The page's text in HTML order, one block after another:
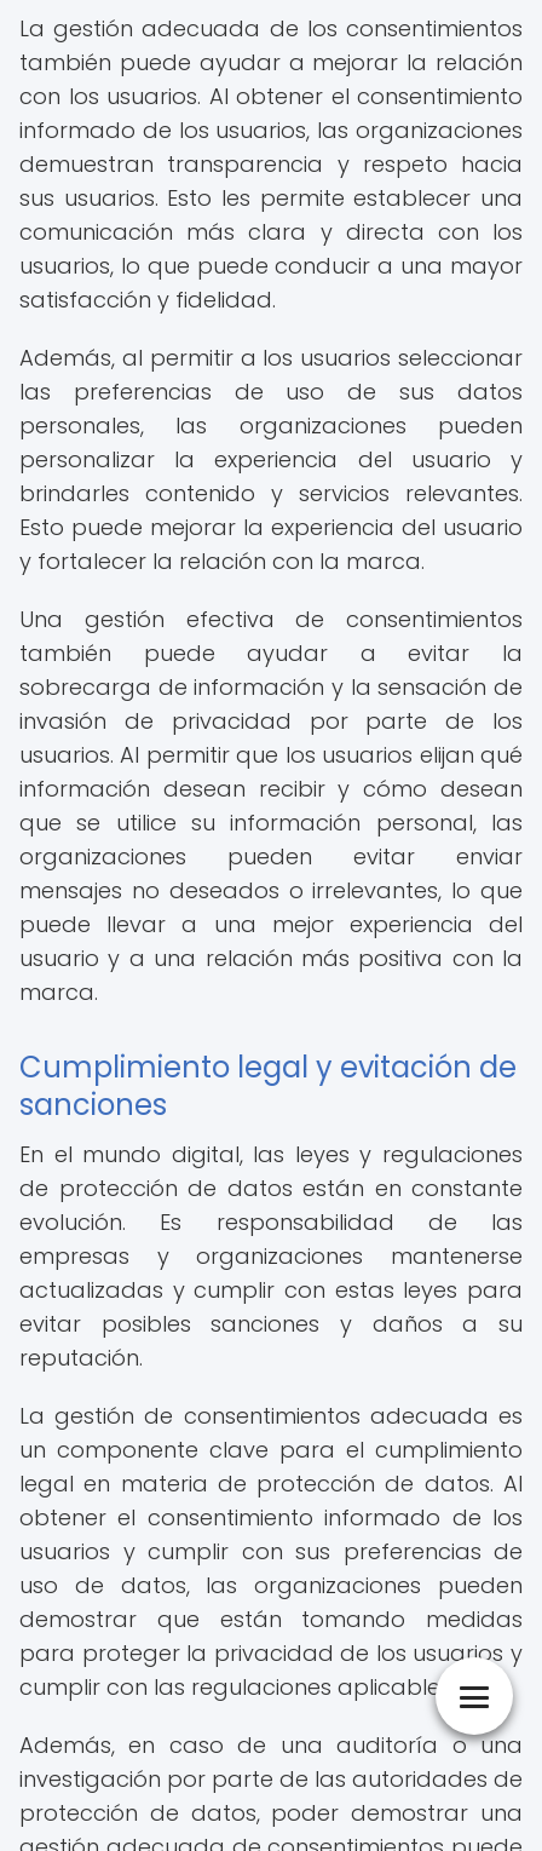
La gestión adecuada de los consentimientos
también puede ayudar a mejorar la relación
con los usuarios. Al obtener el consentimiento
informado de los usuarios, las organizaciones
demuestran transparencia y respeto hacia
sus usuarios. Esto les permite establecer una
comunicación más clara y directa con los
usuarios, lo que puede conducir a una mayor
satisfacción y fidelidad.
Además, al permitir a los usuarios seleccionar
las preferencias de uso de sus datos
personales, las organizaciones pueden
personalizar la experiencia del usuario y
brindarles contenido y servicios relevantes.
Esto puede mejorar la experiencia del usuario
y fortalecer la relación con la marca.
Una gestión efectiva de consentimientos
también puede ayudar a evitar la
sobrecarga de información y la sensación de
invasión de privacidad por parte de los
usuarios. Al permitir que los usuarios elijan qué
información desean recibir y cómo desean
que se utilice su información personal, las
organizaciones pueden evitar enviar
mensajes no deseados o irrelevantes, lo que
puede llevar a una mejor experiencia del
usuario y a una relación más positiva con la
marca.
Cumplimiento legal y evitación de
sanciones
En el mundo digital, las leyes y regulaciones
de protección de datos están en constante
evolución. Es responsabilidad de las
empresas y organizaciones mantenerse
actualizadas y cumplir con estas leyes para
evitar posibles sanciones y daños a su
reputación.
La gestión de consentimientos adecuada es
un componente clave para el cumplimiento
legal en materia de protección de datos. Al
obtener el consentimiento informado de los
usuarios y cumplir con sus preferencias de
uso de datos, las organizaciones pueden
demostrar que están tomando medidas
para proteger la privacidad de los usuarios y
cumplir con las regulaciones aplicables.
Además, en caso de una auditoría o una
investigación por parte de las autoridades de
protección de datos, poder demostrar una